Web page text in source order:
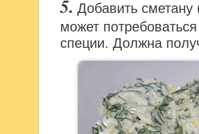
Добавить сметану
может
специи. Должна